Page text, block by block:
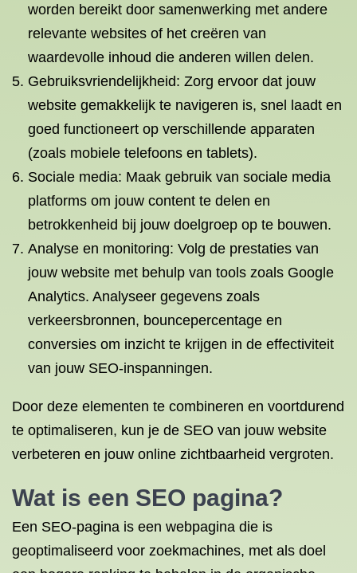
worden bereikt door samenwerking met andere
relevante websites of het creëren van
waardevolle inhoud die anderen willen delen.
Gebruiksvriendelijkheid: Zorg ervoor dat jouw
website gemakkelijk te navigeren is, snel laadt en
goed functioneert op verschillende apparaten
(zoals mobiele telefoons en tablets).
Sociale media: Maak gebruik van sociale media
platforms om jouw content te delen en
betrokkenheid bij jouw doelgroep op te bouwen.
Analyse en monitoring: Volg de prestaties van
jouw website met behulp van tools zoals Google
Analytics. Analyseer gegevens zoals
verkeersbronnen, bouncepercentage en
conversies om inzicht te krijgen in de effectiviteit
van jouw SEO-inspanningen.
Door deze elementen te combineren en voortdurend
te optimaliseren, kun je de SEO van jouw website
verbeteren en jouw online zichtbaarheid vergroten.
Wat is een SEO pagina?
Een SEO-pagina is een webpagina die is
geoptimaliseerd voor zoekmachines, met als doel